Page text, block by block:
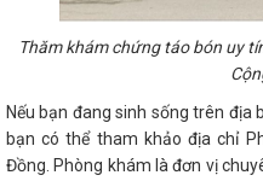
Thăm khám chứng táo bón uy
Nếu bạn đang sinh sống trên địa
bạn có thể tham khảo địa chỉ
Đồng. Phòng khám là đơn vị